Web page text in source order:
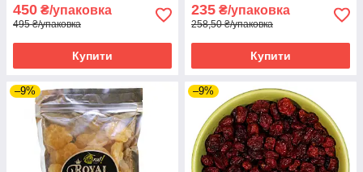
450 ₴/упаковка
495 ₴/упаковка
Купити
235 ₴/упаковка
258,50 ₴/упаковка
Купити
–9% –9%